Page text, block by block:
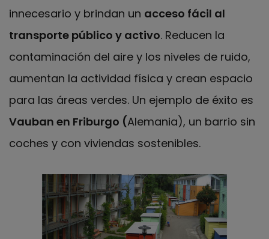
innecesario y brindan un acceso fácil al
transporte público y activo. Reducen la
contaminación del aire y los niveles de ruido,
aumentan la actividad física y crean espacio
para las áreas verdes. Un ejemplo de éxito es
Vauban en Friburgo (Alemania), un barrio sin
coches y con viviendas sostenibles.